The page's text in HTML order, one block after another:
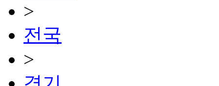
>
전국
>